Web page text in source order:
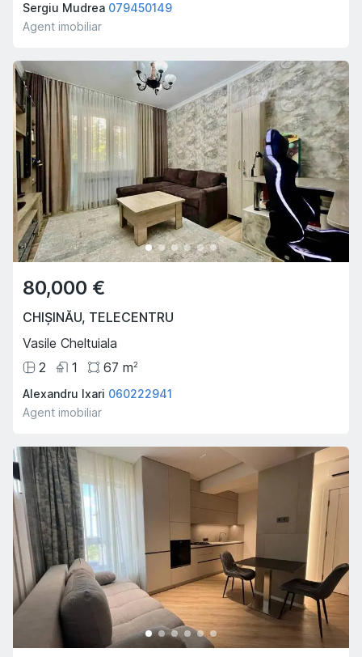
Sergiu Mudrea 079450149
Agent imobiliar
80,000 €
CHIȘINĂU, TELECENTRU
Vasile Cheltuiala
2
1 67 m2
Alexandru Ixari 060222941
Agent imobiliar